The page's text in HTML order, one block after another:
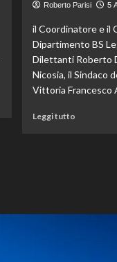
Masters
di
Montreal,
sconfitto
Mejia
in
set
Roberto Parisi 5
il Coordinatore e il
Dipartimento BS
Dilettanti Roberto
Nicosia, il Sindaco
Vittoria Francesco
Leggi tuttoLeggi